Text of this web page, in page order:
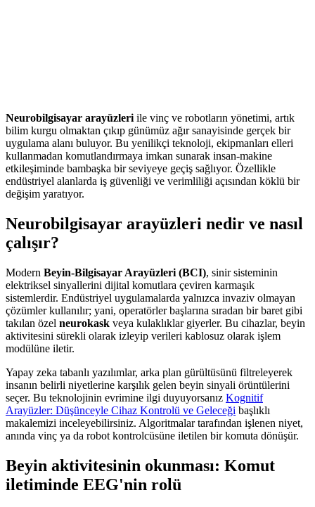
Neurobilgisayar arayüzleri ile vinç ve robotların yönetimi, artık
bilim kurgu olmaktan çıkıp günümüz ağır sanayisinde gerçek bir
uygulama alanı buluyor. Bu yenilikçi teknoloji, ekipmanları elleri
kullanmadan komutlandırmaya imkan sunarak insan-makine
etkileşiminde bambaşka bir seviyeye geçiş sağlıyor. Özellikle
endüstriyel alanlarda iş güvenliği ve verimliliği açısından köklü bir
değişim yaratıyor.
Neurobilgisayar arayüzleri nedir ve nasıl
çalışır?
Modern Beyin-Bilgisayar Arayüzleri (BCI), sinir sisteminin
elektriksel sinyallerini dijital komutlara çeviren karmaşık
sistemlerdir. Endüstriyel uygulamalarda yalnızca invaziv olmayan
çözümler kullanılır; yani, operatörler başlarına sıradan bir baret gibi
takılan özel neurokask veya kulaklıklar giyerler. Bu cihazlar, beyin
aktivitesini sürekli olarak izleyip verileri kablosuz olarak işlem
modülüne iletir.
Yapay zeka tabanlı yazılımlar, arka plan gürültüsünü filtreleyerek
insanın belirli niyetlerine karşılık gelen beyin sinyali örüntülerini
seçer. Bu teknolojinin evrimine ilgi duyuyorsanız Kognitif
Arayüzler: Düşünceyle Cihaz Kontrolü ve Geleceği başlıklı
makalemizi inceleyebilirsiniz. Algoritmalar tarafından işlenen niyet,
anında vinç ya da robot kontrolcüsüne iletilen bir komuta dönüşür.
Beyin aktivitesinin okunması: Komut
iletiminde EEG'nin rolü